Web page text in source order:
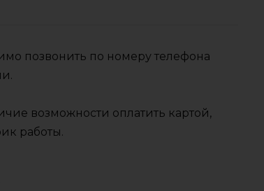
позвонить по номеру телефона
возможности оплатить картой,
работы.